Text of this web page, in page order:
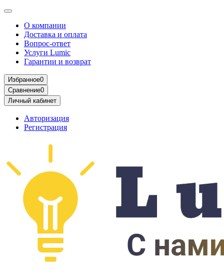
О компании
Доставка и оплата
Вопрос-ответ
Услуги Lumic
Гарантии и возврат
Избранное0
Сравнение0
Личный кабинет
Авторизация
Регистрация